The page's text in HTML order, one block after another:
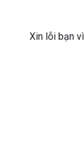
Xin lỗi bạn